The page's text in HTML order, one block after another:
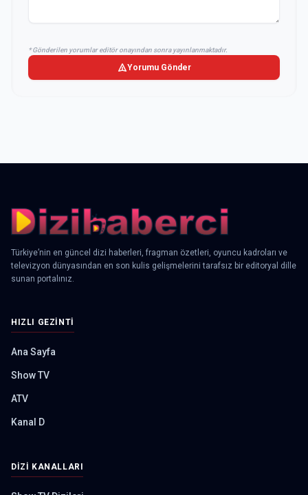
* Gönderilen yorumlar editör onayından sonra yayınlanmaktadır.
Yorumu Gönder
Türkiye’nin en güncel dizi haberleri, fragman özetleri, oyuncu kadroları ve
televizyon dünyasından en son kulis gelişmelerini tarafsız bir editoryal dille
sunan portalınız.
HIZLI GEZINTI
Ana Sayfa
Show TV
ATV
Kanal D
DIZI KANALLARI